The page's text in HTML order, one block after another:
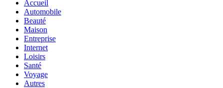
Accueil
Automobile
Beauté
Maison
Entreprise
Internet
Loisirs
Santé
Voyage
Autres